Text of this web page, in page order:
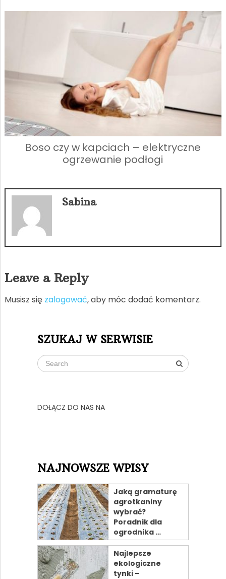
Boso czy w kapciach – elektryczne
ogrzewanie podłogi
Sabina
Leave a Reply
Musisz się zalogować, aby móc dodać komentarz.
SZUKAJ W SERWISIE
DOŁĄCZ DO NAS NA
NAJNOWSZE WPISY
Jaką gramaturę
agrotkaniny
wybrać?
Poradnik dla
ogrodnika …
Najlepsze
ekologiczne
tynki –